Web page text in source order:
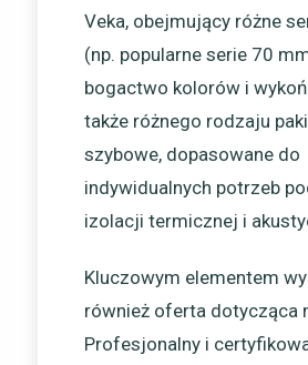
Veka, obejmujący różne
(np. popularne serie 70
bogactwo kolorów i
także różnego rodzaju
szybowe, dopasowane do
indywidualnych potrzeb
izolacji termicznej i
Kluczowym elementem
również oferta dotycząca
Profesjonalny i